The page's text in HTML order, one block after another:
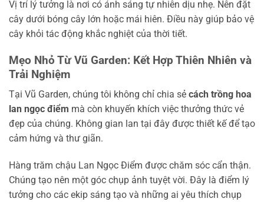
Vị trí lý tưởng là nơi có ánh sáng tự nhiên dịu nhẹ. Nên đặt
cây dưới bóng cây lớn hoặc mái hiên. Điều này giúp bảo vệ
cây khỏi tác động khắc nghiệt của thời tiết.
Mẹo Nhỏ Từ Vũ Garden: Kết Hợp Thiên Nhiên và
Trải Nghiệm
Tại Vũ Garden, chúng tôi không chỉ chia sẻ cách trồng hoa
lan ngọc điểm mà còn khuyến khích việc thưởng thức vẻ
đẹp của chúng. Không gian lan tại đây được thiết kế để tạo
cảm hứng và thư giãn.
Hàng trăm chậu Lan Ngọc Điểm được chăm sóc cẩn thận.
Chúng tạo nên một góc chụp ảnh tuyệt vời. Đây là điểm lý
tưởng cho các ekip sáng tạo và những ai yêu thích chụp